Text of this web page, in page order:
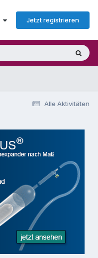
Jetzt registrieren
Alle Aktivitäten